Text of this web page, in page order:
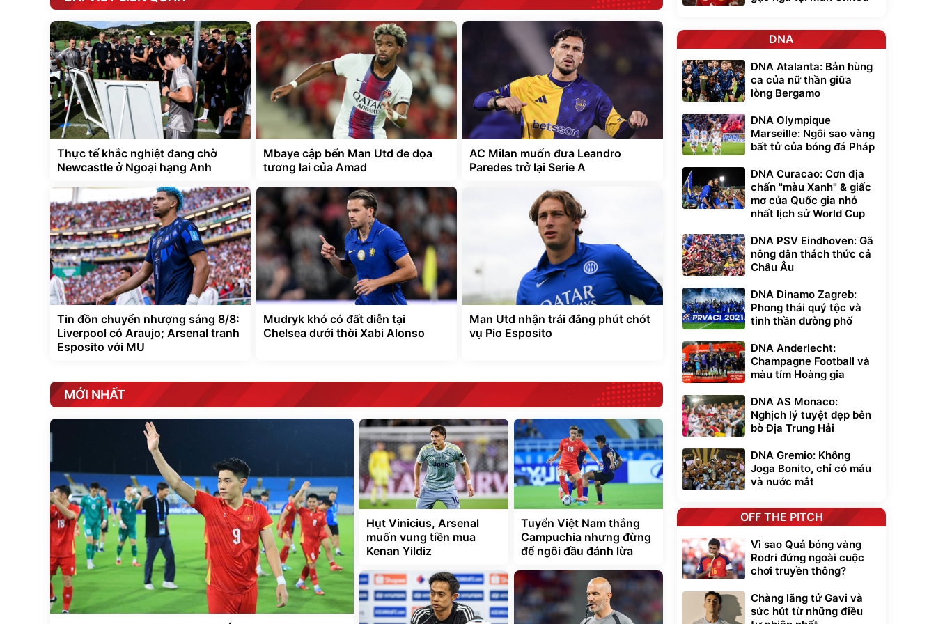
Thực tế khắc nghiệt đang chờ
Newcastle ở Ngoại hạng Anh
Mbaye cập bến Man Utd đe dọa
tương lai của Amad
AC Milan muốn đưa Leandro
Paredes trở lại Serie A
Tin đồn chuyển nhượng sáng 8/8:
Liverpool có Araujo; Arsenal tranh
Esposito với MU
Mudryk khó có đất diễn tại
Chelsea dưới thời Xabi Alonso
Man Utd nhận trái đắng phút chót
vụ Pio Esposito
MỚI NHẤT
Hụt Vinicius, Arsenal
muốn vung tiền mua
Kenan Yildiz
Tuyển Việt Nam thắng
Campuchia nhưng đừng
để ngôi đầu đánh lừa
DNA
DNA Atalanta: Bản hùng
ca của nữ thần giữa
lòng Bergamo
DNA Olympique
Marseille: Ngôi sao vàng
bất tử của bóng đá Pháp
DNA Curacao: Cơn địa
chấn "màu Xanh" & giấc
mơ của Quốc gia nhỏ
nhất lịch sử World Cup
DNA PSV Eindhoven: Gã
nông dân thách thức cả
Châu Âu
DNA Dinamo Zagreb:
Phong thái quý tộc và
tinh thần đường phố
DNA Anderlecht:
Champagne Football và
màu tím Hoàng gia
DNA AS Monaco:
Nghịch lý tuyệt đẹp bên
bờ Địa Trung Hải
DNA Gremio: Không
Joga Bonito, chỉ có máu
và nước mắt
OFF THE PITCH
Vì sao Quả bóng vàng
Rodri đứng ngoài cuộc
chơi truyền thông?
Chàng lãng tử Gavi và
sức hút từ những điều